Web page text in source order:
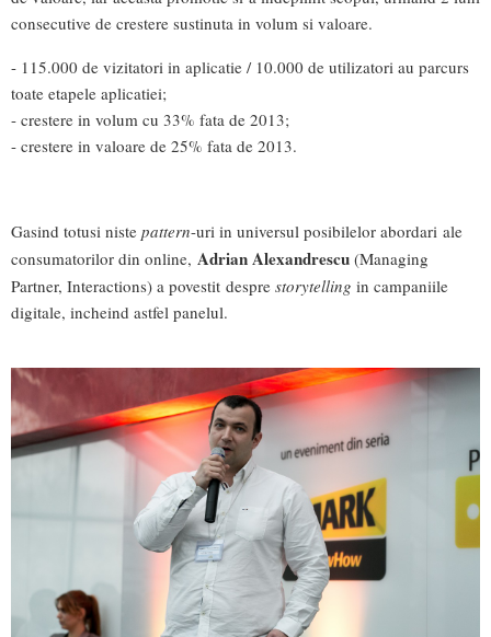
consecutive de crestere sustinuta in volum si valoare.
- 115.000 de vizitatori in aplicatie / 10.000 de utilizatori au parcurs
toate etapele aplicatiei;
- crestere in volum cu 33% fata de 2013;
- crestere in valoare de 25% fata de 2013.
Gasind totusi niste pattern-uri in universul posibilelor abordari ale
consumatorilor din online, Adrian Alexandrescu (Managing
Partner, Interactions) a povestit despre storytelling in campaniile
digitale, incheind astfel panelul.